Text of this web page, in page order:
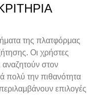
της πλατφόρμας
Οι χρήστες
αναζητούν στον
πολύ την πιθανότητα
επιλογές